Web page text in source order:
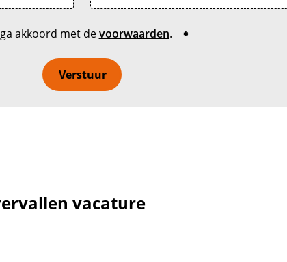
akkoord met devoorwaarden.
Verstuur
vacature